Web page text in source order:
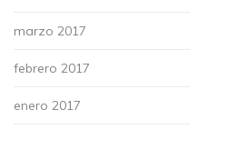
marzo 2017
febrero 2017
enero 2017